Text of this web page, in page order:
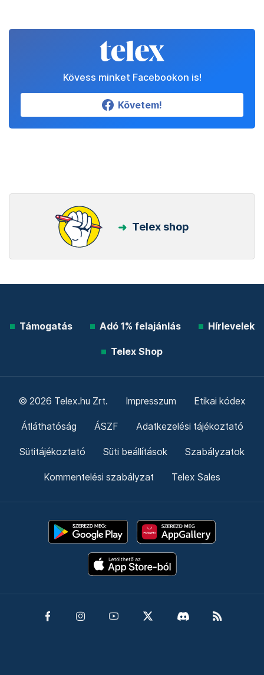
Kövess minket Facebookon is!
Követem!
Telex shop
Támogatás Adó 1% felajánlás Hírlevelek
Telex Shop
© 2026 Telex.hu Zrt. Impresszum Etikai kódex
Átláthatóság ÁSZF Adatkezelési tájékoztató
Sütitájékoztató Süti beállítások Szabályzatok
Kommentelési szabályzat Telex Sales